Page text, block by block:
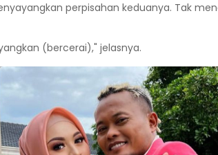
perpisahan keduanya. Tak
(bercerai)," jelasnya.